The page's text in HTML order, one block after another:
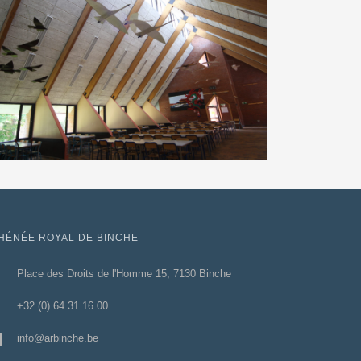
ROYAL DE BINCHE
Place des Droits de l'Homme 15, 7130 Binche
+32 (0) 64 31 16 00
info@arbinche.be